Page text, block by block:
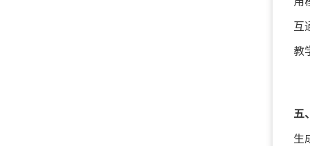
互
教
五
生